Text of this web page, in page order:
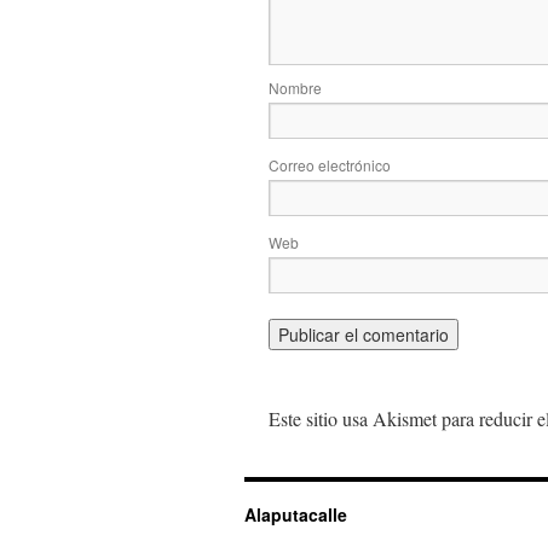
Nombre
Correo electrónico
Web
Este sitio usa Akismet para reducir
Alaputacalle